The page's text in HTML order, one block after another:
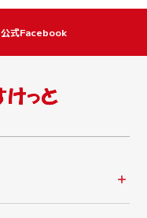
公式Facebook